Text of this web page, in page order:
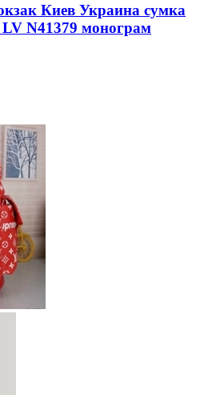
Киев Украина сумка
N41379 монограм